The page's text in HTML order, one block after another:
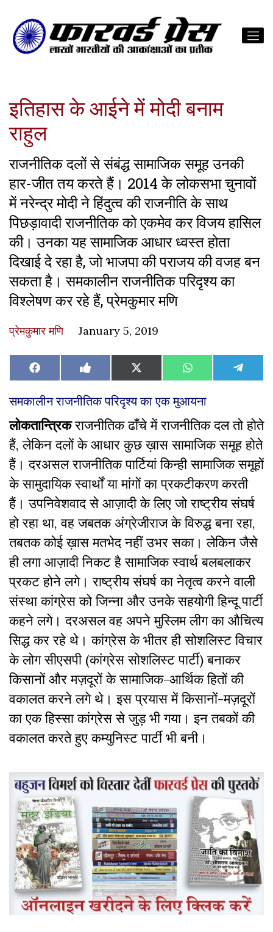
इतिहास के आईने में मोदी बनाम
राहुल
राजनीतिक दलों से संबंद्ध सामाजिक समूह उनकी
हार-जीत तय करते हैं। 2014 के लोकसभा चुनावों
में नरेन्द्र मोदी ने हिंदुत्व की राजनीति के साथ
पिछड़ावादी राजनीतिक को एकमेव कर विजय हासिल
की। उनका यह सामाजिक आधार ध्वस्त होता
दिखाई दे रहा है, जो भाजपा की पराजय की वजह बन
सकता है। समकालीन राजनीतिक परिदृश्य का
विश्लेषण कर रहे हैं, प्रेमकुमार मणि
प्रेमकुमार मणि January 5, 2019
Share
on
Facebook Share
on
Like
on
Facebook
Share
on
X
(Twitter)
Share
on
WhatsAppShare
on
समकालीन राजनीतिक परिदृश्य का एक मुआयना
लोकतान्त्रिकराजनीतिक ढाँचे में राजनीतिक दल तो होते
हैं, लेकिन दलों के आधार कुछ ख़ास सामाजिक समूह होते
हैं। दरअसल राजनीतिक पार्टियां किन्ही सामाजिक समूहों
के सामुदायिक स्वार्थों या मांगों का प्रकटीकरण करती
हैं। उपनिवेशवाद से आज़ादी के लिए जो राष्ट्रीय संघर्ष
हो रहा था, वह जबतक अंग्रेजीराज के विरुद्ध बना रहा,
तबतक कोई ख़ास मतभेद नहीं उभर सका। लेकिन जैसे
ही लगा आज़ादी निकट है सामाजिक स्वार्थ बलबलाकर
प्रकट होने लगे। राष्ट्रीय संघर्ष का नेतृत्व करने वाली
संस्था कांग्रेस को जिन्ना और उनके सहयोगी हिन्दू पार्टी
कहने लगे। दरअसल वह अपने मुस्लिम लीग का औचित्य
सिद्ध कर रहे थे। कांग्रेस के भीतर ही सोशलिस्ट विचार
के लोग सीएसपी (कांग्रेस सोशलिस्ट पार्टी) बनाकर
किसानों और मज़दूरों के सामाजिक-आर्थिक हितों की
वकालत करने लगे थे। इस प्रयास में किसानों-मज़दूरों
का एक हिस्सा कांग्रेस से जुड़ भी गया। इन तबकों की
वकालत करते हुए कम्युनिस्ट पार्टी भी बनी।